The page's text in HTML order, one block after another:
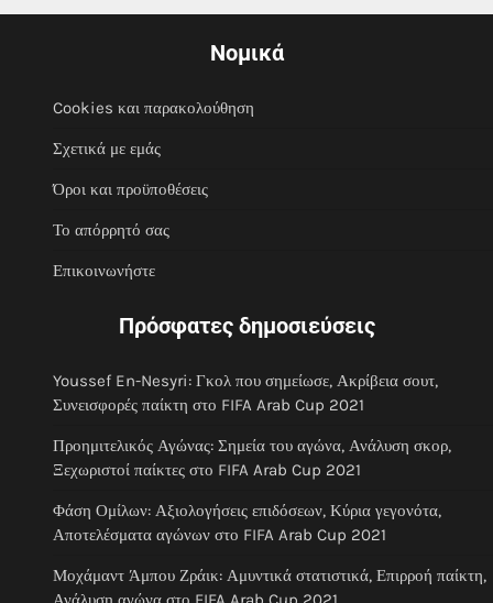
Νομικά
Cookies και παρακολούθηση
Σχετικά με εμάς
Όροι και προϋποθέσεις
Το απόρρητό σας
Επικοινωνήστε
Πρόσφατες δημοσιεύσεις
Youssef En-Nesyri: Γκολ που σημείωσε, Ακρίβεια σουτ,
Συνεισφορές παίκτη στο FIFA Arab Cup 2021
Προημιτελικός Αγώνας: Σημεία του αγώνα, Ανάλυση σκορ,
Ξεχωριστοί παίκτες στο FIFA Arab Cup 2021
Φάση Ομίλων: Αξιολογήσεις επιδόσεων, Κύρια γεγονότα,
Αποτελέσματα αγώνων στο FIFA Arab Cup 2021
Μοχάμαντ Άμπου Ζράικ: Αμυντικά στατιστικά, Επιρροή παίκτη,